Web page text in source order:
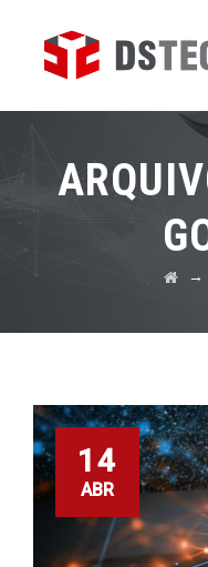
→
14
ABR